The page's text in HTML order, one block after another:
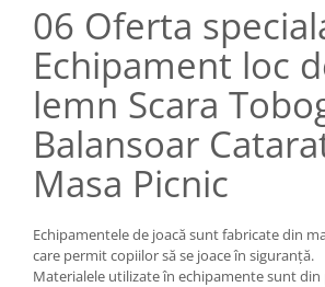
06 Oferta
Echipament loc
lemn Scara
Balansoar
Masa Picnic
Echipamentele de joacă sunt fabricate din
care permit copiilor să se joace în siguranță.
Materialele utilizate în echipamente sunt